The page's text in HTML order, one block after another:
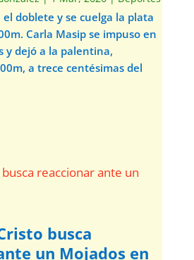
doblete y se cuelga la plata
Carla Masip se impuso en
y dejó a la palentina,
a trece centésimas del
busca
un Mojados en